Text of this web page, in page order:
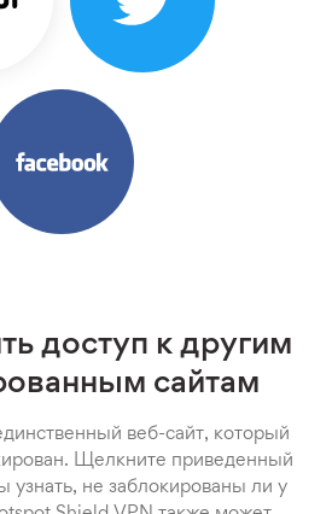
доступ к другим
сайтам
веб-сайт, который
Щелкните приведенный
узнать, не заблокированы ли у